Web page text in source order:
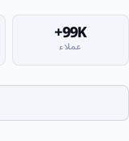
99K+
عملاء